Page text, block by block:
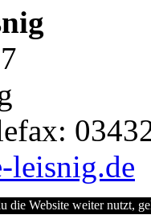
leisnig.de
die Website weiter nutzt,